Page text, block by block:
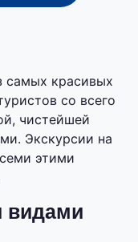
самых красивых
со всего
чистейшей
Экскурсии на
этими
видами